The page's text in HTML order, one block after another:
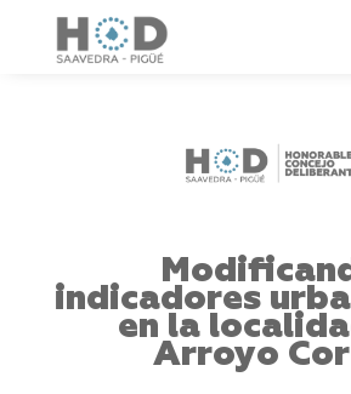
indicadores
en la
Arroyo